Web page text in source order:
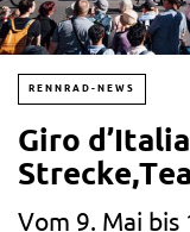
RENNRAD-NEWS
Giro
Vom 9. Mai bis